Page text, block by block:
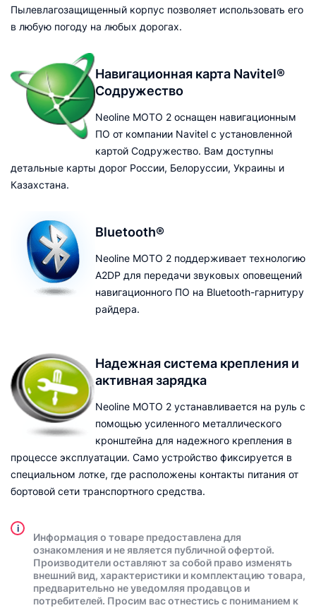
Пылевлагозащищенный корпус позволяет использовать его
в любую погоду на любых дорогах.
Навигационная карта Navitel®
Содружество
Neoline MOTO 2 оснащен навигационным
ПО от компании Navitel с установленной
картой Содружество. Вам доступны
детальные карты дорог России, Белоруссии, Украины и
Казахстана.
Bluetooth®
Neoline MOTO 2 поддерживает технологию
A2DP для передачи звуковых оповещений
навигационного ПО на Bluetooth-гарнитуру
райдера.
Надежная система крепления и
активная зарядка
Neoline MOTO 2 устанавливается на руль с
помощью усиленного металлического
кронштейна для надежного крепления в
процессе эксплуатации. Само устройство фиксируется в
специальном лотке, где расположены контакты питания от
бортовой сети транспортного средства.
i
Информация о товаре предоставлена для
ознакомления и не является публичной офертой.
Производители оставляют за собой право изменять
внешний вид, характеристики и комплектацию товара,
предварительно не уведомляя продавцов и
потребителей. Просим вас отнестись с пониманием к